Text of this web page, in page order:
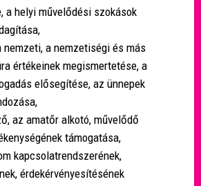
a helyi művelődési szokások
nemzeti, a nemzetiségi és más
értékeinek megismertetése, a
elősegítése, az ünnepek
az amatőr alkotó, művelődő
támogatása,
kapcsolatrendszerének,
érdekérvényesítésének